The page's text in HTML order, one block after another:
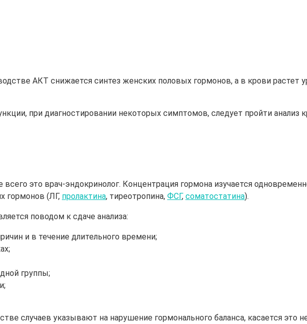
АКТ снижается синтез женских половых гормонов, а в крови растет
при диагностировании некоторых симптомов, следует пройти анализ
всего это врач-эндокринолог. Концентрация гормона изучается
гормонов (ЛГ, пролактина, тиреотропина, ФСГ, соматостатина).
поводом к сдаче анализа:
и в течение длительного времени;
группы;
случаев указывают на нарушение гормонального баланса, касается это